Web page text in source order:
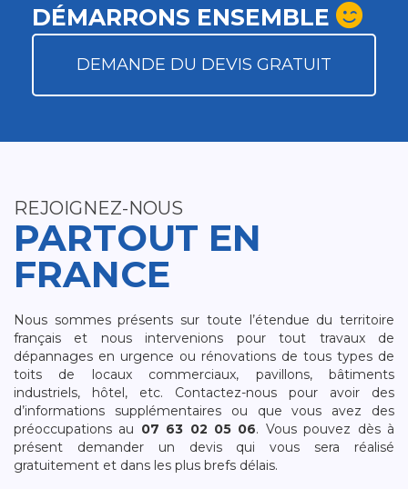
DÉMARRONS ENSEMBLE
DEMANDE DU DEVIS GRATUIT
REJOIGNEZ-NOUS
PARTOUT EN
FRANCE
Nous sommes présents sur toute l’étendue du territoire
français et nous intervenions pour tout travaux de
dépannages en urgence ou rénovations de tous types de
toits de locaux commerciaux, pavillons, bâtiments
industriels, hôtel, etc. Contactez-nous pour avoir des
d’informations supplémentaires ou que vous avez des
préoccupations au 07 63 02 05 06. Vous pouvez dès à
présent demander un devis qui vous sera réalisé
gratuitement et dans les plus brefs délais.